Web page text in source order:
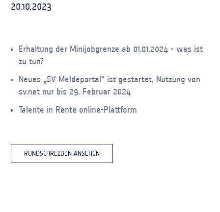
20.10.2023
Erhaltung der Minijobgrenze ab 01.01.2024 - was ist
zu tun?
Neues „SV Meldeportal“ ist gestartet, Nutzung von
sv.net nur bis 29. Februar 2024
Talente in Rente online-Plattform
RUNDSCHREIBEN ANSEHEN